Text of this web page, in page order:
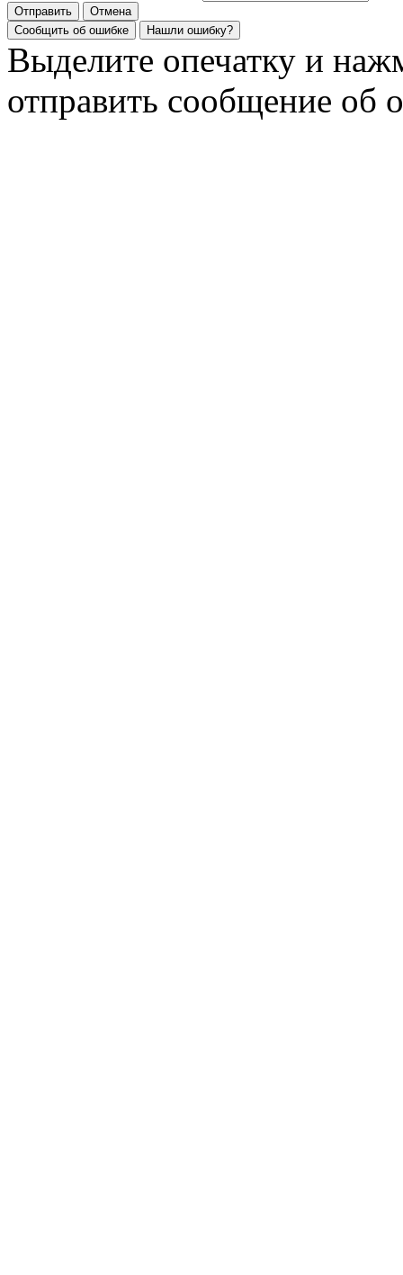
Отправить
Отмена
Сообщить об ошибке
Нашли ошибку?
Выделите опечатку и
отправить сообщение об